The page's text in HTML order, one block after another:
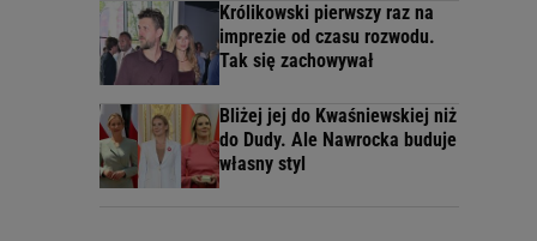
Królikowski pierwszy raz na
imprezie od czasu rozwodu.
Tak się zachowywał
Bliżej jej do Kwaśniewskiej niż
do Dudy. Ale Nawrocka buduje
własny styl